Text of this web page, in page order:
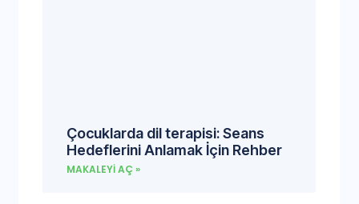
Çocuklarda dil terapisi: Seans
Hedeflerini Anlamak İçin Rehber
MAKALEYI AÇ »